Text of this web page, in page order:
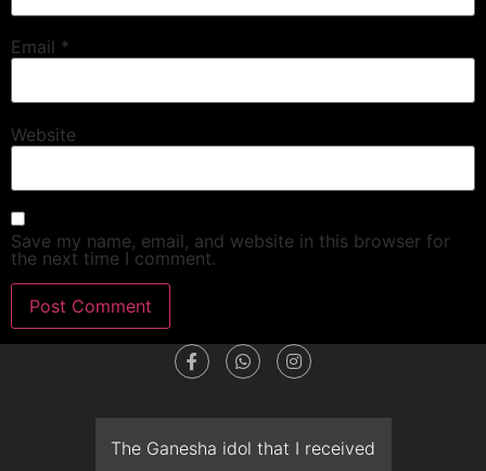
Email *
Website
Save my name, email, and website in this browser for
the next time I comment.
The Ganesha idol that I received